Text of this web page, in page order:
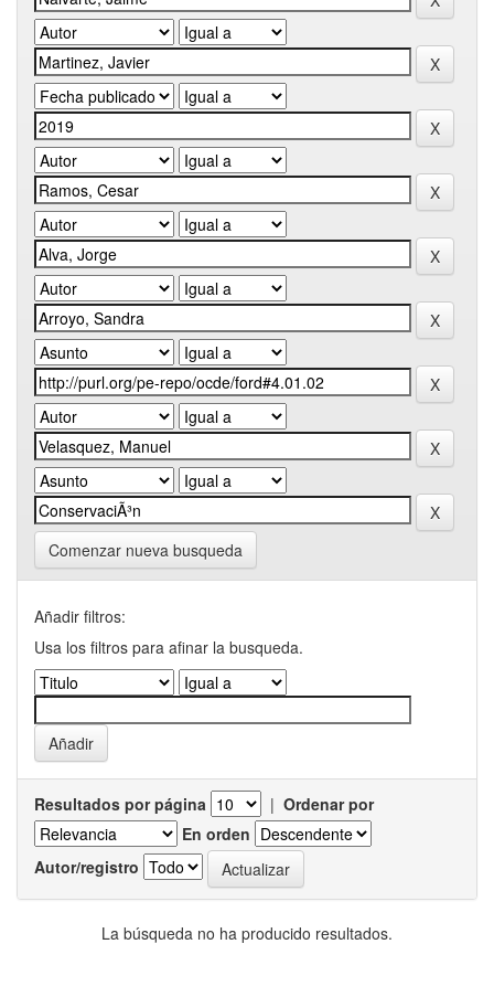
Comenzar nueva busqueda
Añadir filtros:
Usa los filtros para afinar la busqueda.
Resultados por página | Ordenar por
En orden
Autor/registro
La búsqueda no ha producido resultados.